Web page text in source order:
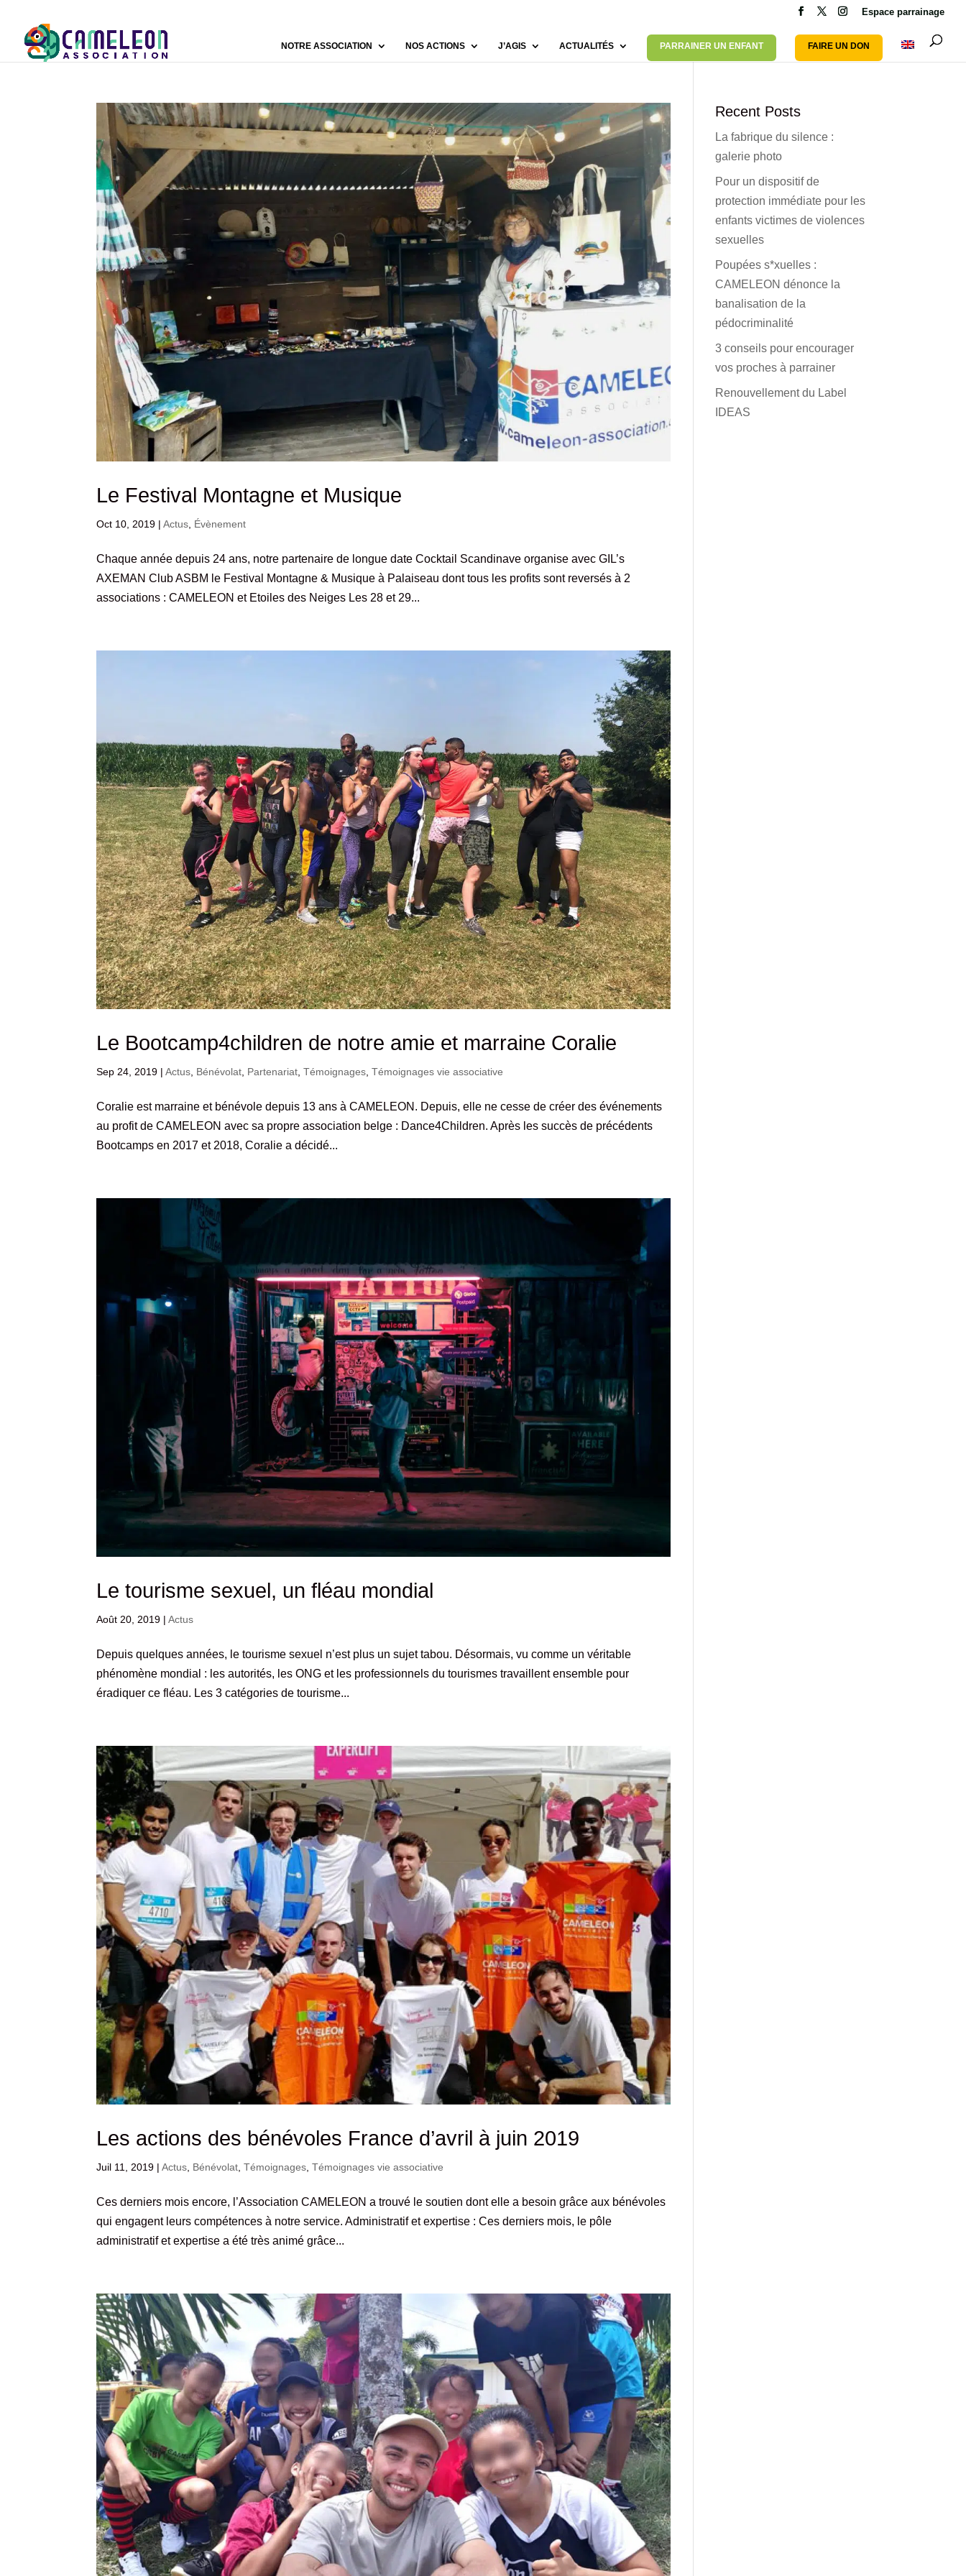
Espace parrainage
NOTRE ASSOCIATION NOS ACTIONS J’AGIS ACTUALITÉS PARRAINER UN ENFANT FAIRE UN DON
Le Festival Montagne et Musique
Oct 10, 2019 |Actus Évènement
Chaque année depuis 24 ans, notre partenaire de longue date Cocktail Scandinave organise avec GIL’s
AXEMAN Club ASBM le Festival Montagne & Musique à Palaiseau dont tous les profits sont reversés à 2
associations : CAMELEON et Etoiles des Neiges Les 28 et 29...
Le Bootcamp4children de notre amie et marraine Coralie
Sep 24, 2019 |Actus Bénévolat Partenariat ,Témoignages ,Témoignages vie associative
Coralie est marraine et bénévole depuis 13 ans à CAMELEON. Depuis, elle ne cesse de créer des événements
au profit de CAMELEON avec sa propre association belge : Dance4Children. Après les succès de précédents
Bootcamps en 2017 et 2018, Coralie a décidé...
Le tourisme sexuel, un fléau mondial
Août 20, 2019 |Actus
Depuis quelques années, le tourisme sexuel n’est plus un sujet tabou. Désormais, vu comme un véritable
phénomène mondial : les autorités, les ONG et les professionnels du tourismes travaillent ensemble pour
éradiquer ce fléau. Les 3 catégories de tourisme...
Les actions des bénévoles France d’avril à juin 2019
Juil 11, 2019 |Actus Bénévolat ,Témoignages ,Témoignages vie associative
Ces derniers mois encore, l’Association CAMELEON a trouvé le soutien dont elle a besoin grâce aux bénévoles
qui engagent leurs compétences à notre service. Administratif et expertise : Ces derniers mois, le pôle
administratif et expertise a été très animé grâce...
Recent Posts
La fabrique du silence :
galerie photo
Pour un dispositif de
protection immédiate pour les
enfants victimes de violences
sexuelles
Poupées s*xuelles :
CAMELEON dénonce la
banalisation de la
pédocriminalité
3 conseils pour encourager
vos proches à parrainer
Renouvellement du Label
IDEAS